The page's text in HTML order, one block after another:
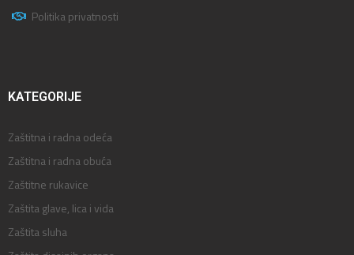
Politika privatnosti
KATEGORIJE
Zaštitna i radna odeća
Zaštitna i radna obuća
Zaštitne rukavice
Zaštita glave, lica i vida
Zaštita sluha